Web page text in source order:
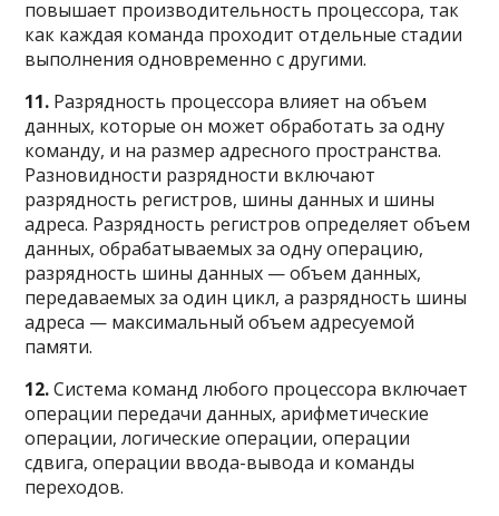
повышает производительность процессора, так
как каждая команда проходит отдельные стадии
выполнения одновременно с другими.
11. Разрядность процессора влияет на объем
данных, которые он может обработать за одну
команду, и на размер адресного пространства.
Разновидности разрядности включают
разрядность регистров, шины данных и шины
адреса. Разрядность регистров определяет объем
данных, обрабатываемых за одну операцию,
разрядность шины данных — объем данных,
передаваемых за один цикл, а разрядность шины
адреса — максимальный объем адресуемой
памяти.
12.Система команд любого процессора включает
операции передачи данных, арифметические
операции, логические операции, операции
сдвига, операции ввода-вывода и команды
переходов.